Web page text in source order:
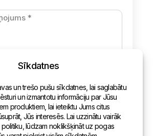
Apmaksa un piegāde
Kontakti
Vispārēja informācija
pasaulē
Adrese
Sīkdatnes
un trešo pušu sīkdatnes, lai saglabātu
un izmantotu informāciju par Jūsu
produktiem, lai ieteiktu Jums citus
Jūs interesēs. Lai uzzinātu vairāk
lūdzam noklikšķināt uz pogas